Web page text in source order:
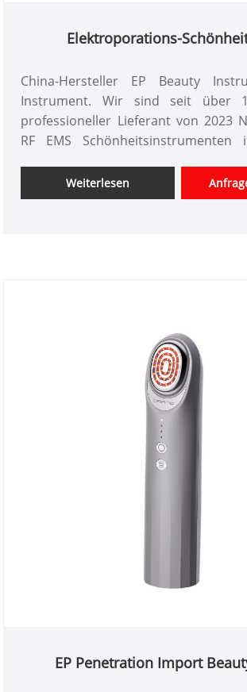
Elektroporations-
China-Hersteller EP Beauty
Instrument. Wir sind seit über
professioneller Lieferant von 2023
RF EMS Schönheitsinstrumenten
Schönheitsinstrumenten,
Preisvorteil und bieten
Weiterlesen
EP Penetration Import